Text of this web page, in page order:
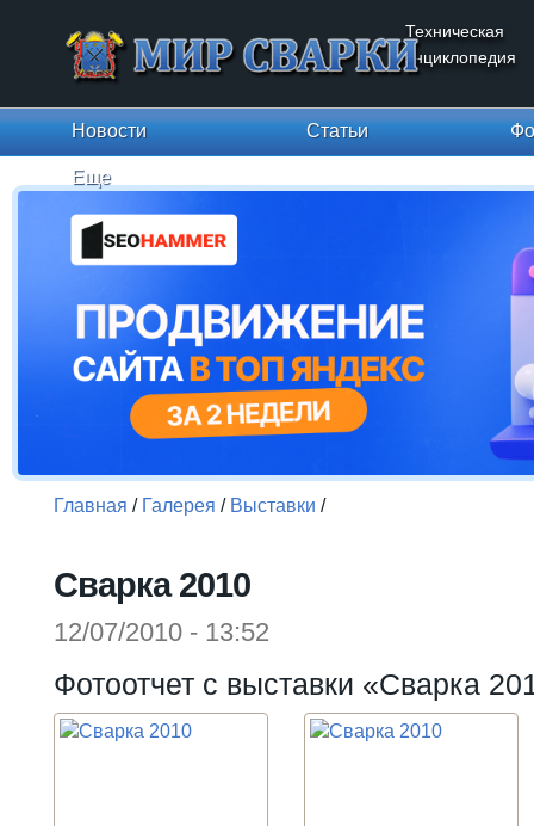
Техническая
энциклопедия
Новости Статьи
Еще
Главная / Галерея / Выставки /
Сварка 2010
12/07/2010 - 13:52
Фотоотчет с выставки «Сварка